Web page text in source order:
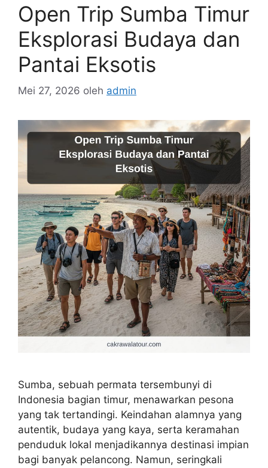
Open Trip Sumba Timur
Eksplorasi Budaya dan
Pantai Eksotis
Mei 27, 2026 oleh admin
Sumba, sebuah permata tersembunyi di
Indonesia bagian timur, menawarkan pesona
yang tak tertandingi. Keindahan alamnya yang
autentik, budaya yang kaya, serta keramahan
penduduk lokal menjadikannya destinasi impian
bagi banyak pelancong. Namun, seringkali